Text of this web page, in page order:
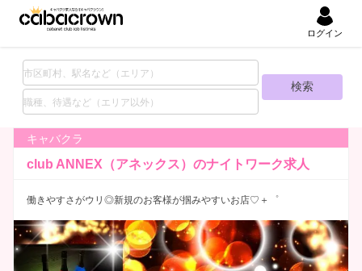
ログイン
キャバクラ
club ANNEX（アネックス）のナイトワーク求人
働きやすさがウリ◎新規のお客様が掴みやすいお店♡＋゜